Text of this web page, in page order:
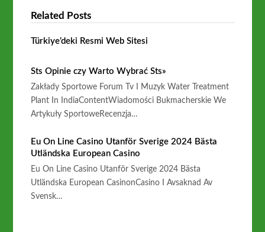
Related Posts
Türkiye’deki Resmi Web Sitesi
Sts Opinie ️czy Warto Wybrać Sts»
Zakłady Sportowe Forum Tv I Muzyk Water Treatment
Plant In IndiaContentWiadomości Bukmacherskie We
Artykuły SportoweRecenzja…
Eu On Line Casino Utanför Sverige 2024 Bästa
Utländska European Casino
Eu On Line Casino Utanför Sverige 2024 Bästa
Utländska European CasinonCasino I Avsaknad Av
Svensk…